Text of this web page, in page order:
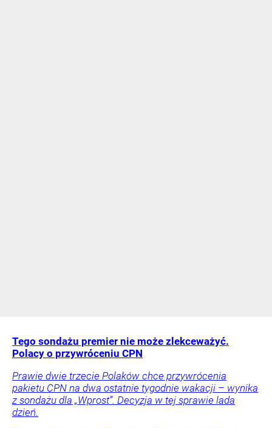
Tego sondażu premier nie może zlekceważyć.
Polacy o przywróceniu CPN
Prawie dwie trzecie Polaków chce przywrócenia
pakietu CPN na dwa ostatnie tygodnie wakacji – wynika
z sondażu dla „Wprost”. Decyzja w tej sprawie lada
dzień.